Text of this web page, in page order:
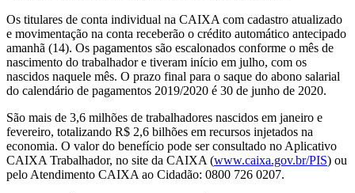
Os titulares de conta individual na CAIXA com cadastro atualizado
e movimentação na conta receberão o crédito automático antecipado
amanhã (14). Os pagamentos são escalonados conforme o mês de
nascimento do trabalhador e tiveram início em julho, com os
nascidos naquele mês. O prazo final para o saque do abono salarial
do calendário de pagamentos 2019/2020 é 30 de junho de 2020.
São mais de 3,6 milhões de trabalhadores nascidos em janeiro e
fevereiro, totalizando R$ 2,6 bilhões em recursos injetados na
economia. O valor do benefício pode ser consultado no Aplicativo
CAIXA Trabalhador, no site da CAIXA (www.caixa.gov.br/PIS) ou
pelo Atendimento CAIXA ao Cidadão: 0800 726 0207.